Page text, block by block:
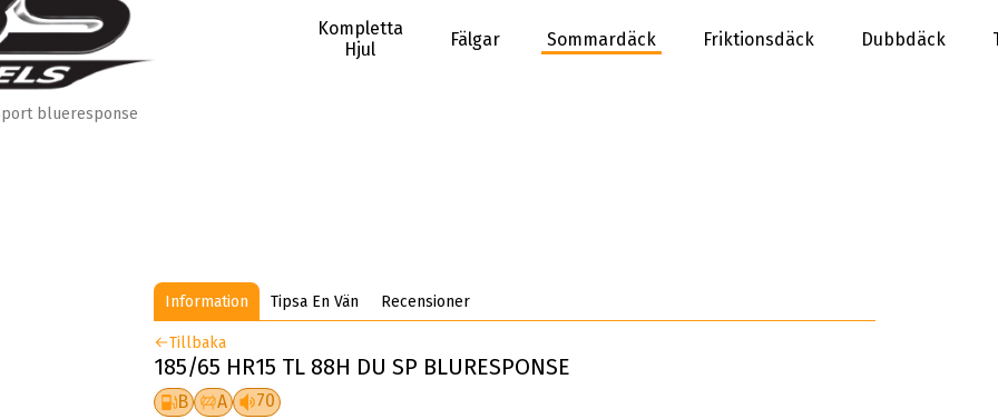
Kompletta
Hjul
Fälgar Sommardäck Friktionsdäck Dubbdäck
blueresponse
Information Tipsa En Vän Recensioner
Tillbaka
185/65 HR15 TL 88H DU SP BLURESPONSE
B A 70